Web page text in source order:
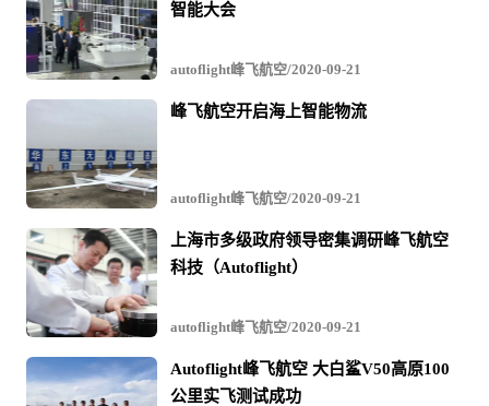
智能大会
autoflight峰飞航空/2020-09-21
峰飞航空开启海上智能物流
autoflight峰飞航空/2020-09-21
上海市多级政府领导密集调研峰飞航空
科技（Autoflight）
autoflight峰飞航空/2020-09-21
Autoflight峰飞航空 大白鲨V50高原100
公里实飞测试成功